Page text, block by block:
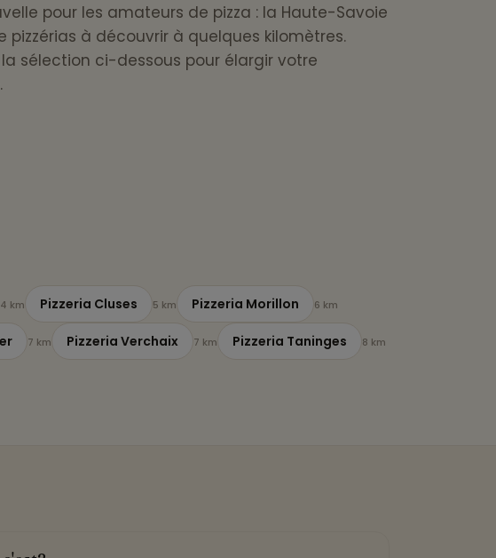
pour les amateurs de pizza : la Haute-Savoie
pizzérias à découvrir à quelques kilomètres.
la sélection ci-dessous pour élargir votre
4 km Pizzeria Cluses 5 km Pizzeria Morillon 6 km
7 km Pizzeria Verchaix 7 km Pizzeria Taninges 8 km